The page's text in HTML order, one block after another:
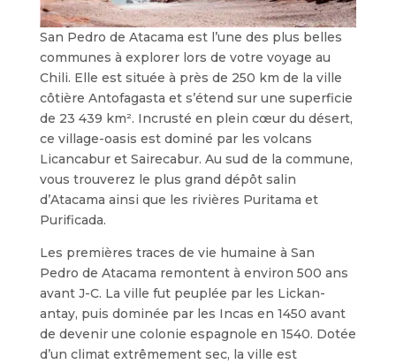
San Pedro de Atacama est l’une des plus belles
communes à explorer lors de votre voyage au
Chili. Elle est située à près de 250 km de la ville
côtière Antofagasta et s’étend sur une superficie
de 23 439 km². Incrusté en plein cœur du désert,
ce village-oasis est dominé par les volcans
Licancabur et Sairecabur. Au sud de la commune,
vous trouverez le plus grand dépôt salin
d’Atacama ainsi que les rivières Puritama et
Purificada.
Les premières traces de vie humaine à San
Pedro de Atacama remontent à environ 500 ans
avant J-C. La ville fut peuplée par les Lickan-
antay, puis dominée par les Incas en 1450 avant
de devenir une colonie espagnole en 1540. Dotée
d’un climat extrêmement sec, la ville est